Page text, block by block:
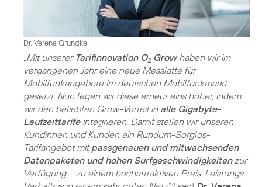
Dr. Verena Grundke
„Mit unserer Tarifinnovation O2Growhaben wir im
vergangenen Jahr eine neue Messlatte für
Mobilfunkangebote im deutschen Mobilfunkmarkt
gesetzt. Nun legen wir diese erneut eins höher, indem
wir den beliebten Grow-Vorteil in alle Gigabyte-
Laufzeittarifeintegrieren. Damit stellen wir unseren
Kundinnen und Kunden ein Rundum-Sorglos-
Tarifangebot mitpassgenauen und mitwachsenden
Datenpaketen und hohen Surfgeschwindigkeitenzur
Verfügung – zu einem hochattraktiven Preis-Leistungs-